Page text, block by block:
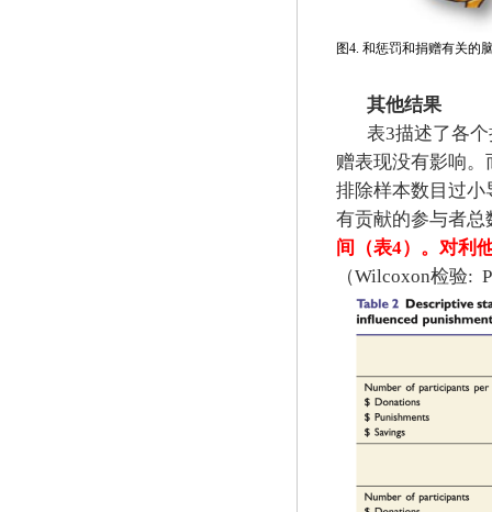
图4. 和惩罚和捐赠有关的
其他结果
表3描述了各
赠表现没有影响
排除样本数目过
有贡献的参与者总
间（表4）。对利
（Wilcoxon检验: